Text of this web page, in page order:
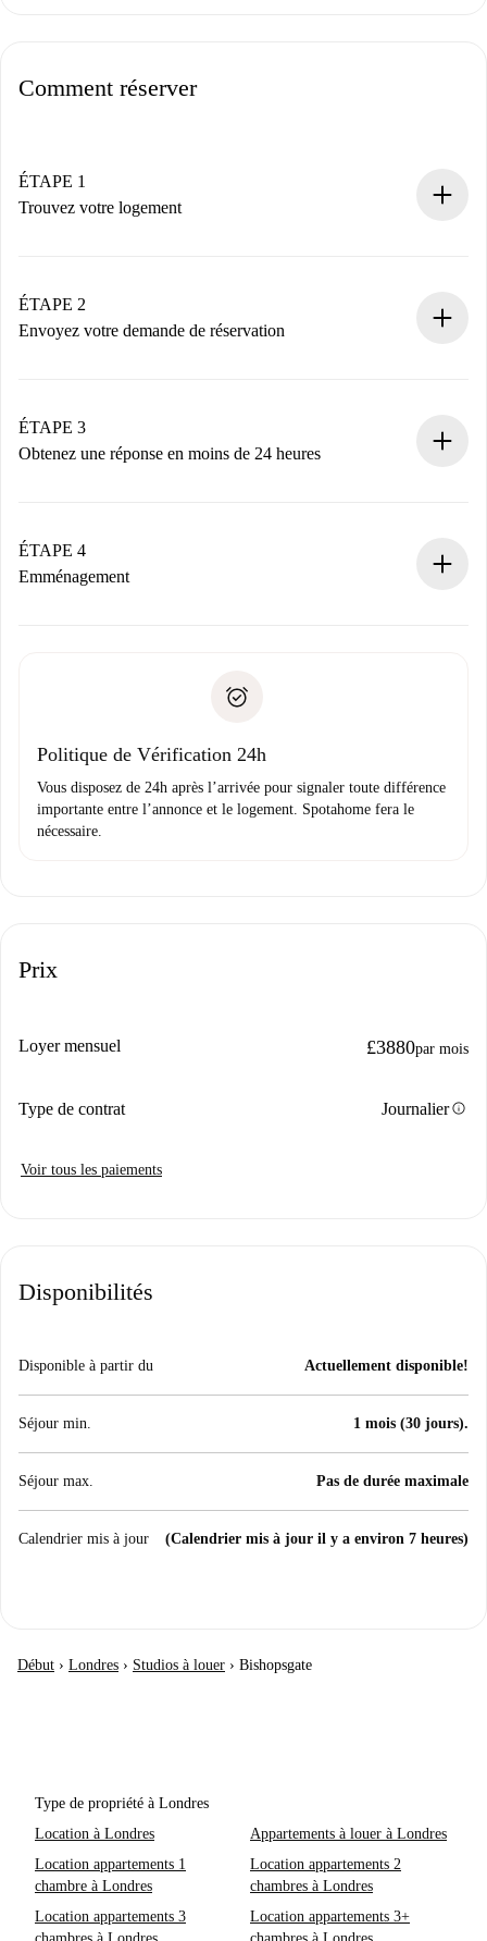
Comment réserver
ÉTAPE 1
Trouvez votre logement
Vous disposez à l’avance de toutes les informations
nécessaires.
ÉTAPE 2
Envoyez votre demande de réservation
Nous ne vous facturerons rien tant que le propriétaire
n’aura pas accepté.
ÉTAPE 3
Obtenez une réponse en moins de 24 heures
contact avec le propriétaire.
Si refusé : aucun prélèvement et nous vous proposerons
Justificatif de solvabilité
ÉTAPE 4
Emménagement
uniquement si aucun problème n'est signalé.
Politique de Vérification 24h
Vous disposez de 24h après l’arrivée pour signaler toute différence
importante entre l’annonce et le logement. Spotahome fera le
nécessaire.
Prix
Loyer mensuel £3880par mois
Type de contrat Journalierinfo
Voir tous les paiements
Disponibilités
Disponible à partir du Actuellement disponible!
Séjour min. 1 mois (30 jours).
Séjour max. Pas de durée maximale
Calendrier mis à jour (Calendrier mis à jour il y a environ 7 heures)
Début › Londres › Studios à louer › Bishopsgate
Type de propriété à Londres
Location à Londres
Appartements à louer à Londres
Location appartements 1
chambre à Londres
Location appartements 2
chambres à Londres
Location appartements 3
Location appartements 3+